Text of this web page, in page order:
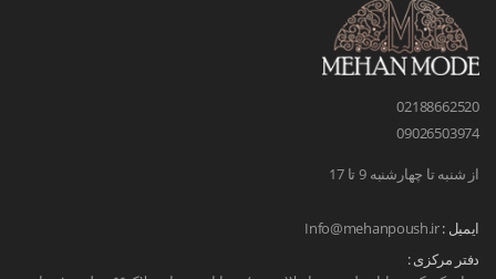
02188662520
09026503974
از شنبه تا چهارشنبه 9 تا 17
ایمیل :Info@mehanpoush.ir
دفتر مرکزی :